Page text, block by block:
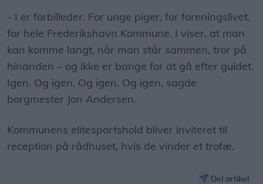
- I er forbilleder. For unge piger, for foreningslivet,
for hele Frederikshavn Kommune. I viser, at man
kan komme langt, når man står sammen, tror på
hinanden – og ikke er bange for at gå efter guldet.
Igen. Og igen. Og igen. Og igen, sagde
borgmester Jon Andersen.
Kommunens elitesportshold bliver inviteret til
reception på rådhuset, hvis de vinder et trofæ.
Del artikel